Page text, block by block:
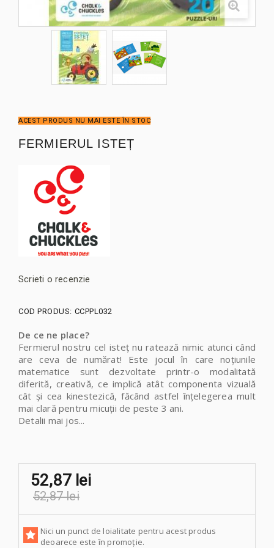
ACEST PRODUS NU MAI ESTE ÎN STOC
FERMIERUL ISTEȚ
Scrieti o recenzie
COD PRODUS: CCPPL032
De ce ne place?
Fermierul nostru cel isteț nu ratează nimic atunci când
are ceva de numărat! Este jocul în care noțiunile
matematice sunt dezvoltate printr-o modalitată
diferită, creativă, ce implică atât componenta vizuală
cât și cea kinestezică, făcând astfel înțelegerea mult
mai clară pentru micuții de peste 3 ani.
Detalii mai jos...
52,87 lei
52,87 lei
Nici un punct de loialitate pentru acest produs
deoarece este în promoție.